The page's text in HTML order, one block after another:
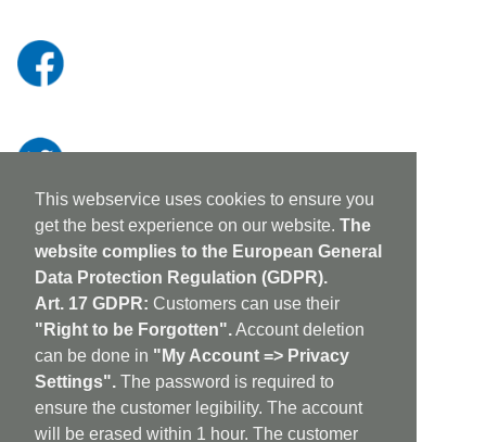
This webservice uses cookies to ensure you
get the best experience on our website. The
website complies to the European General
Data Protection Regulation (GDPR).
Art. 17 GDPR: Customers can use their
"Right to be Forgotten".Account deletion
can be done in "My Account => Privacy
Settings". The password is required to
ensure the customer legibility. The account
will be erased within 1 hour. The customer